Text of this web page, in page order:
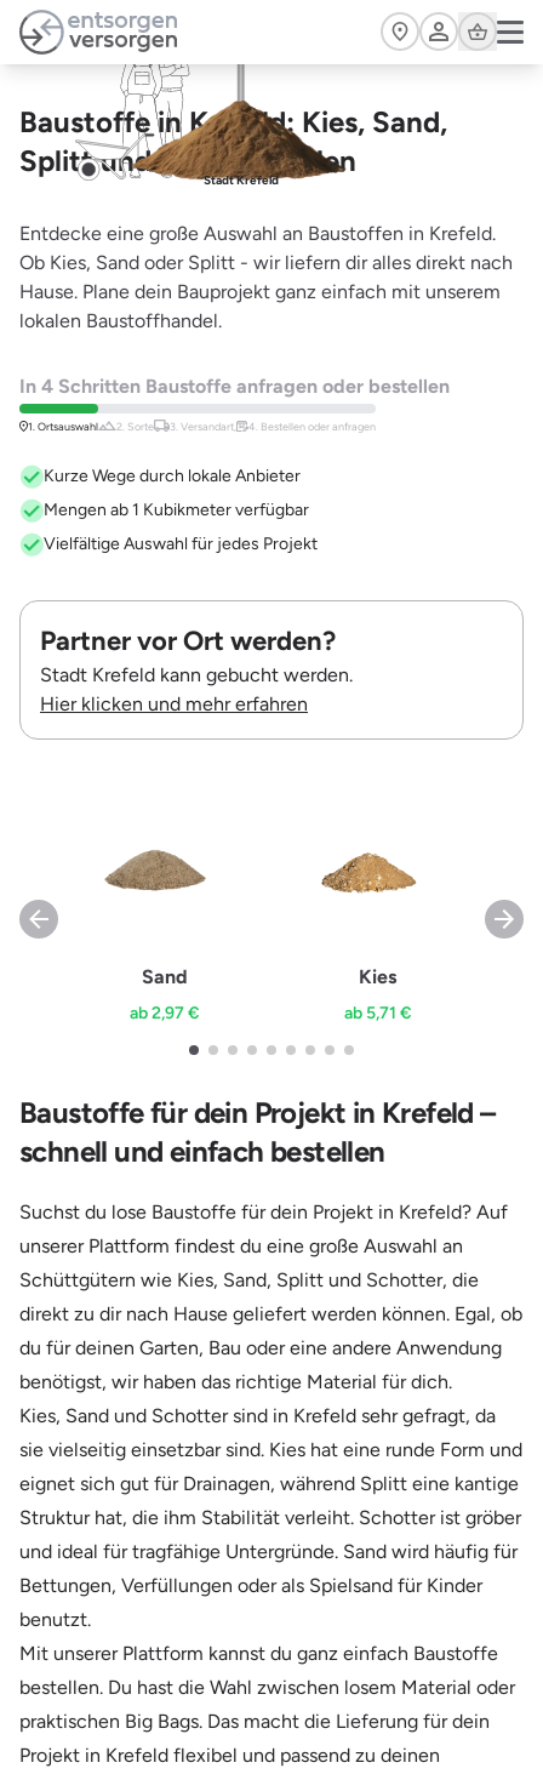
Zum Hauptinhalt springen
Cart
Baustoffe in Krefeld: Kies, Sand,
Splitt und mehr bestellen
Stadt Krefeld
Entdecke eine große Auswahl an Baustoffen in Krefeld.
Ob Kies, Sand oder Splitt - wir liefern dir alles direkt nach
Hause. Plane dein Bauprojekt ganz einfach mit unserem
lokalen Baustoffhandel.
In 4 Schritten Baustoffe anfragen oder bestellen
1. Ortsauswahl 2. Sorte 3. Versandart, 4. Bestellen oder anfragen
Kurze Wege durch lokale Anbieter
Mengen ab 1 Kubikmeter verfügbar
Vielfältige Auswahl für jedes Projekt
Partner vor Ort werden?
Stadt Krefeld kann gebucht werden.
Hier klicken und mehr erfahren
Sand
ab 2,97 €
Kies
ab 5,71 €
Baustoffe für dein Projekt in Krefeld –
schnell und einfach bestellen
Suchst du lose Baustoffe für dein Projekt in Krefeld? Auf
unserer Plattform findest du eine große Auswahl an
Schüttgütern wie Kies, Sand, Splitt und Schotter, die
direkt zu dir nach Hause geliefert werden können. Egal, ob
du für deinen Garten, Bau oder eine andere Anwendung
benötigst, wir haben das richtige Material für dich.
Kies, Sand und Schotter sind in Krefeld sehr gefragt, da
sie vielseitig einsetzbar sind. Kies hat eine runde Form und
eignet sich gut für Drainagen, während Splitt eine kantige
Struktur hat, die ihm Stabilität verleiht. Schotter ist gröber
und ideal für tragfähige Untergründe. Sand wird häufig für
Bettungen, Verfüllungen oder als Spielsand für Kinder
benutzt.
Mit unserer Plattform kannst du ganz einfach Baustoffe
bestellen. Du hast die Wahl zwischen losem Material oder
praktischen Big Bags. Das macht die Lieferung für dein
Projekt in Krefeld flexibel und passend zu deinen